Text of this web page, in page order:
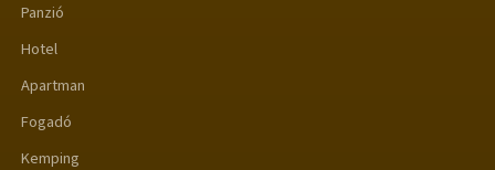
Panzió
Hotel
Apartman
Fogadó
Kemping